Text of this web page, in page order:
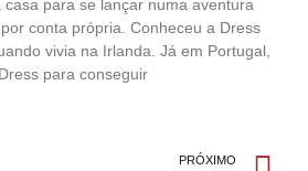
casa para se lançar numa aventura
conta própria. Conheceu a Dress
vivia na Irlanda. Já em Portugal,
para conseguir
PRÓXIMO